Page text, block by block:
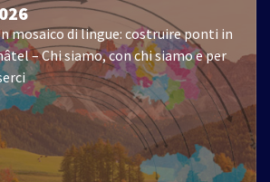
mosaico di lingue: costruire ponti in
– Chi siamo, con chi siamo e per